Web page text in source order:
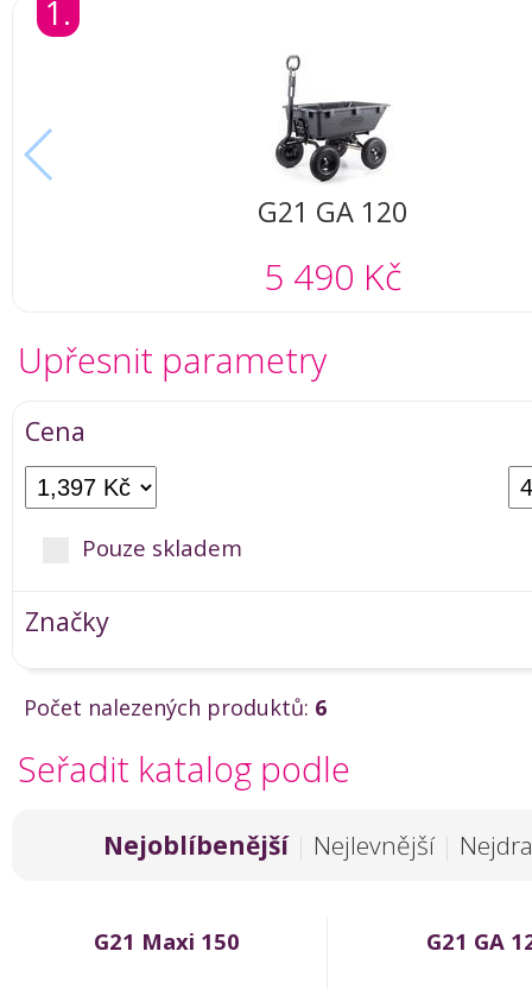
1.
G21 GA 120
5 490 Kč
Upřesnit parametry
Cena
Pouze skladem
Značky
Počet nalezených produktů: 6
Seřadit katalog podle
Nejoblíbenější | Nejlevnější |
G21 Maxi 150 G21 GA